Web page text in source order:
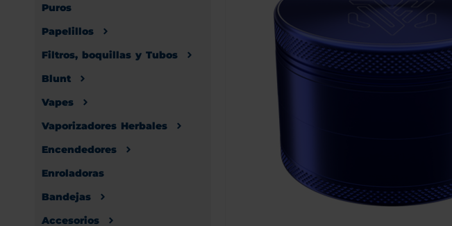
Puros
Papelillos
Filtros, boquillas y Tubos
Blunt
Vapes
Vaporizadores Herbales
Encendedores
Enroladoras
Bandejas
Accesorios